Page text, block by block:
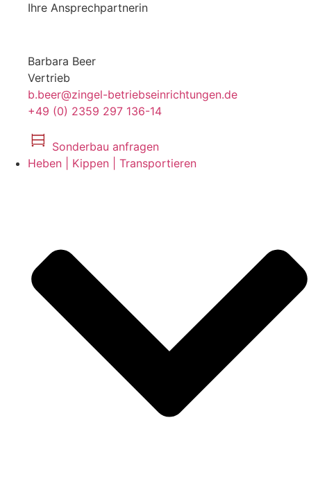
Ihre Ansprechpartnerin
Barbara Beer
Vertrieb
b.beer@zingel-betriebseinrichtungen.de
+49 (0) 2359 297 136-14
Sonderbau anfragen
Heben | Kippen | Transportieren